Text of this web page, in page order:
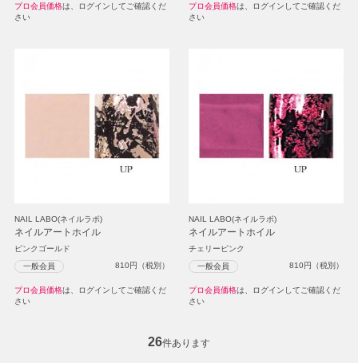
プロ会員価格は、ログインしてご確認くだ
さい
プロ会員価格は、ログインしてご確認くだ
さい
NAIL LABO(ネイルラボ)
ネイルアートホイル
ピンクゴールド
一般会員 810円（税別）
プロ会員価格は、ログインしてご確認くだ
さい
NAIL LABO(ネイルラボ)
ネイルアートホイル
チェリーピンク
一般会員 810円（税別）
プロ会員価格は、ログインしてご確認くだ
さい
26件あります